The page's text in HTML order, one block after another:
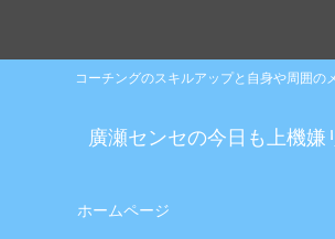
コーチングのスキルアップと自身や周囲の
廣瀬センセの今日も上機嫌
ホームページ